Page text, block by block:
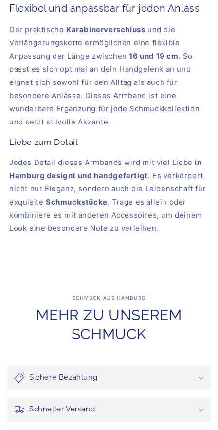
Flexibel und anpassbar für jeden Anlass
Der praktische Karabinerverschluss und die
Verlängerungskette ermöglichen eine flexible
Anpassung der Länge zwischen16 und 19 cm. So
passt es sich optimal an dein Handgelenk an und
eignet sich sowohl für den Alltag als auch für
besondere Anlässe. Dieses Armband ist eine
wunderbare Ergänzung für jede Schmuckkollektion
und setzt stilvolle Akzente.
Liebe zum Detail
Jedes Detail dieses Armbands wird mit viel Liebe in
Hamburg designt und handgefertigt. Es verkörpert
nicht nur Eleganz, sondern auch die Leidenschaft für
exquisite Schmuckstücke. Trage es allein oder
kombiniere es mit anderen Accessoires, um deinem
Look eine besondere Note zu verleihen.
SCHMUCK AUS HAMBURG
MEHR ZU UNSEREM
SCHMUCK
Sichere Bezahlung
Schneller Versand